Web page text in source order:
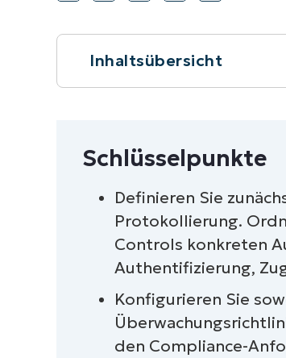
Inhaltsübersicht
Compliance-
Zusätzliche Überlegungen
Fehlerbehebung
NinjaOne-Integration
Schlüsselpunkte
Definieren Sie
Protokollierung.
Controls konkreten
Authentifizierung,
Konfigurieren Sie
den Compliance-